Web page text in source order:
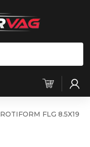
ROTIFORM FLG 8.5X19